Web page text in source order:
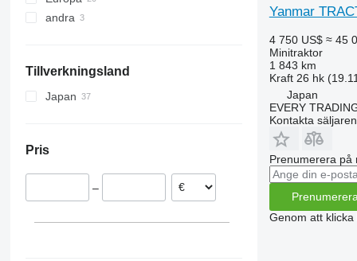
Storbritannien
Tjeckien
Nederländerna
andra
Tillverkningsland
Japan
Pris
–
Yanmar
4 750 US$ ≈ 45
Minitraktor
1 843 km
Kraft 26 hk
Japan
EVERY
Kontakta säljaren
Prenumerera på
Genom att